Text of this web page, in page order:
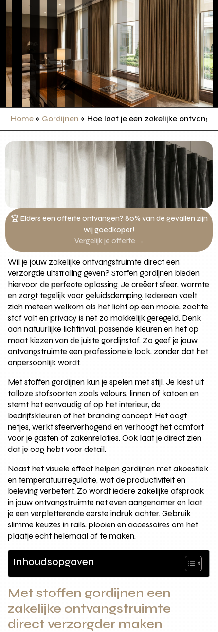
Home » Gordijnen » Hoe laat je een zakelijke
🏆 Elders een offerte ontvangen? 80% van de gevallen zijn
wij goedkoper!
Vergelijk je offerte →
Wil je jouw zakelijke ontvangstruimte direct een
verzorgde uitstraling geven? Stoffen gordijnen bieden
hiervoor de perfecte oplossing. Je creëert sfeer, warmte
en zorgt tegelijk voor geluidsdemping. Iedereen voelt
zich meteen welkom als het licht op een mooie, zachte
stof valt en privacy is net zo makkelijk geregeld. Denk
aan natuurlijke lichtinval, passende kleuren en het op
maat kiezen van de juiste gordijnstof. Zo geef je jouw
ontvangstruimte een professionele look, zonder dat het
onpersoonlijk wordt.
Met stoffen gordijnen kun je spelen met stijl. Je kiest uit
talloze stofsoorten zoals velours, linnen of katoen en
stemt het eenvoudig af op het interieur, de
bedrijfskleuren of het branding concept. Het oogt
netjes, werkt sfeerverhogend en verhoogt het comfort
voor je gasten of zakenrelaties. Ook laat je direct zien
dat je oog hebt voor detail.
Naast het visuele effect helpen gordijnen met akoestiek
en temperatuurregulatie, wat de productiviteit en
beleving verbetert. Zo wordt iedere zakelijke afspraak
in jouw ontvangstruimte net even aangenamer en laat
je een verpletterende eerste indruk achter. Gebruik
slimme keuzes in rails, plooien en accessoires om het
plaatje echt helemaal af te maken.
Inhoudsopgaven
Met stoffen gordijnen een
zakelijke ontvangstruimte
direct verzorgder maken